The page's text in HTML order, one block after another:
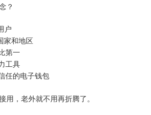
？
户
家和地区
第一
工具
任的电子钱包
用，老外就不用再折腾了。